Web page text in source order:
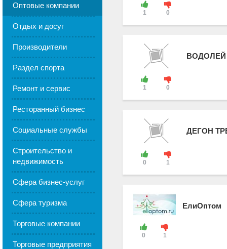
Оптовые компании
Отдых и досуг
Производители
Раздел спорта
Ремонт и сервис
Ресторанный бизнес
Социальные службы
Строительство и
недвижимость
Сфера бизнес-услуг
Сфера туризма
Торговые компании
Торговые предприятия
1 0
1 0
ВОДОЛЕЙ
0 1
ДЕГОН
0 1
ЕлиОптом